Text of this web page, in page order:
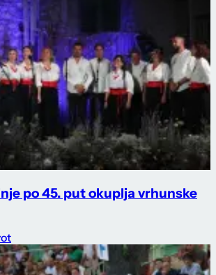
po 45. put okuplja vrhunske